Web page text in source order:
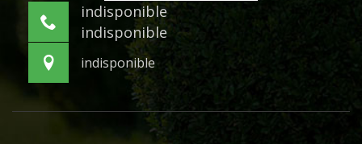
indisponible
indisponible
indisponible